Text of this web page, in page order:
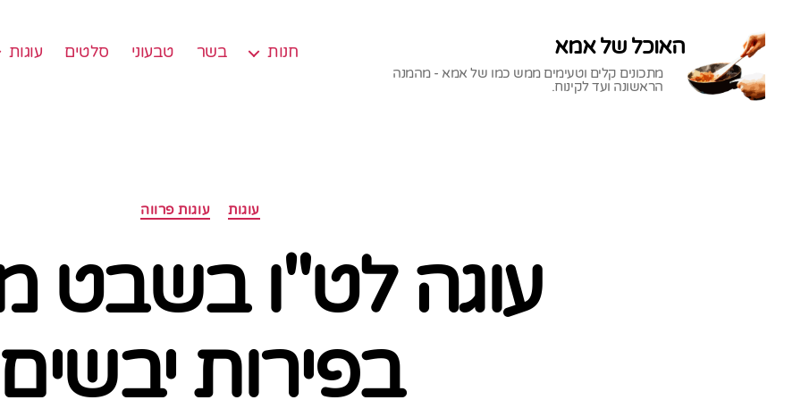
האוכל של אמא
מתכונים קלים וטעימים ממש כמו של אמא - מהמנה
הראשונה ועד לקינוח.
חנות בשר טבעוני סלטים עוגות
קטגוריות עוגות עוגות פרווה
עוגה לט"ו בשבט
בפירות